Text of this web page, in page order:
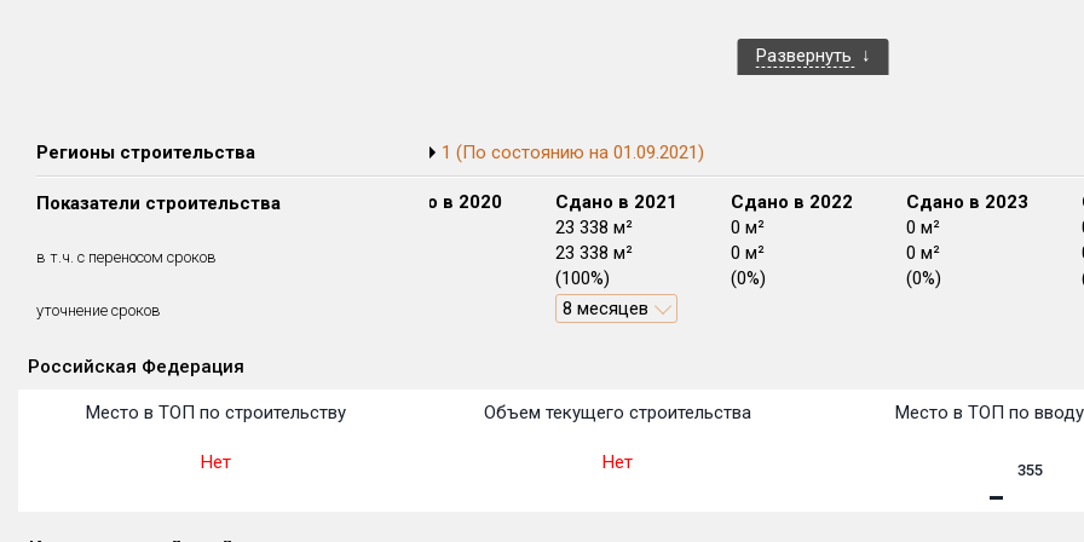
Развернуть
Регионы строительства 1 (По состоянию на 01.09.2021)
Показатели строительства
в т.ч. с переносом сроков
уточнение сроков
Сдано в 2018
0 м²
Сдано в 2019
0 м²
Сдано в 2020
Сдано в 2021
23 338 м²
23 338 м²
(100%)
8 месяцев
Сдано в 2022
0 м²
0 м²
(0%)
Сдано в 2023
0 м²
0 м²
(0%)
Российская Федерация
Место в ТОП по строительству
Нет
Объем текущего строительства
Нет
Место в ТОП по
355